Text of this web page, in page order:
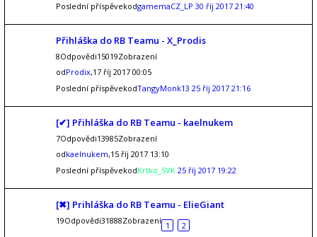
Poslední příspěvekodgamemaCZ_LP 30 říj 2017 21:40
Přihláška do RB Teamu - X_Prodis
8Odpovědi15019Zobrazení
odProdix,17 říj 2017 00:05
Poslední příspěvekodTangyMonk13 25 říj 2017 21:16
[✔] Přihláška do RB Teamu - kaelnukem
7Odpovědi13985Zobrazení
odkaelnukem,15 říj 2017 13:10
Poslední příspěvekodKrtko_SVK 25 říj 2017 19:22
[✖] Prihláška do RB Teamu - ElieGiant
19Odpovědi31888Zobrazení 1
2